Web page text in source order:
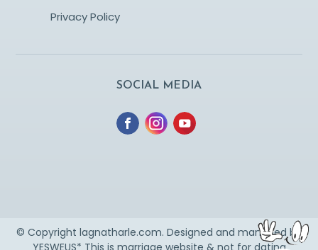
Privacy Policy
SOCIAL MEDIA
© Copyright lagnatharle.com. Designed and managed by